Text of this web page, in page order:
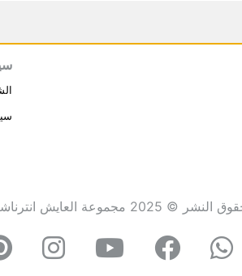
© 2025 مجموعة العايش انترناشيونال . كل الحقوق محفوظة.